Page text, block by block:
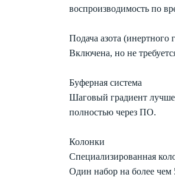
воспроизводимость по
Подача азота (инертного
Включена, но не
Буферная система
Шаговый градиент
полностью через ПО.
Колонки
Специализированная
Один набор на более чем